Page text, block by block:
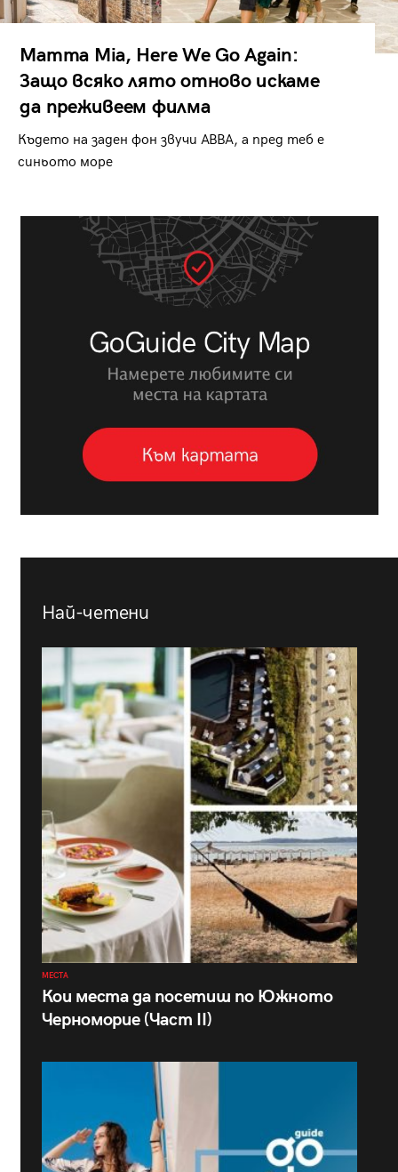
Mamma Mia, Here We Go Again:
Защо всяко лято отново искаме
да преживеем филма
Където на заден фон звучи ABBA, а пред теб е
синьото море
Най-четени
МЕСТА
Кои места да посетиш по Южното
Черноморие (Част II)